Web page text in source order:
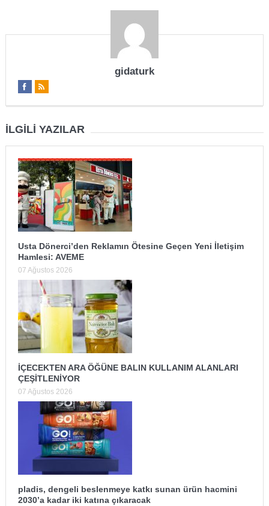
gidaturk
İLGILI YAZILAR
Usta Dönerci’den Reklamın Ötesine Geçen Yeni İletişim
Hamlesi: AVEME
07 Ağustos 2026
İÇECEKTEN ARA ÖĞÜNE BALIN KULLANIM ALANLARI
ÇEŞİTLENİYOR
07 Ağustos 2026
pladis, dengeli beslenmeye katkı sunan ürün hacmini
2030’a kadar iki katına çıkaracak